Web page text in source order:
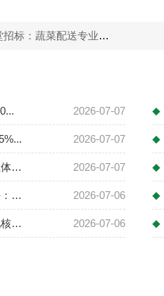
方案与品种调配季节应对时效保障
2026-07-07 ◆
2026-07-07 ◆
... 2026-07-07 ◆
2026-07-06 ◆
... 2026-07-06 ◆